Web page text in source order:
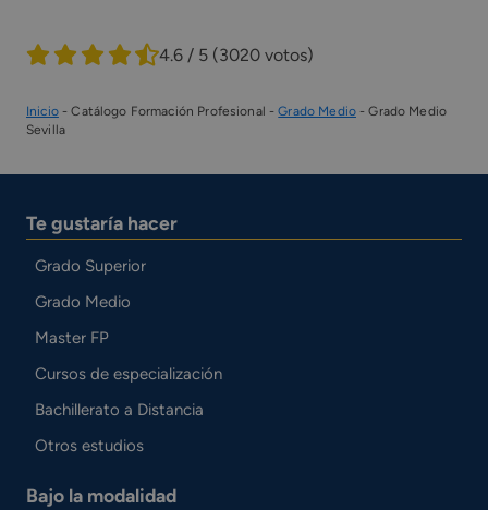
4.6 / 5 (3020 votos)
Inicio-Catálogo Formación Profesional -Grado Medio-Grado Medio
Sevilla
Te gustaría hacer
Grado Superior
Grado Medio
Master FP
Cursos de especialización
Bachillerato a Distancia
Otros estudios
Bajo la modalidad